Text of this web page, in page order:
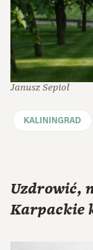
Janusz Sepioł
KALININGRAD
Uzdrowić,
Karpackie